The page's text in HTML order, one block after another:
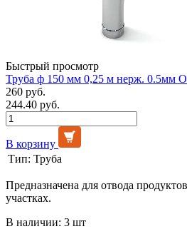
Быстрый просмотр
Труба ф 150 мм 0,25 м нерж. 0.5мм
260 руб.
244.40 руб.
В корзину
Тип: Труба
Предназначена для отвода
участках.
В наличии: 3 шт